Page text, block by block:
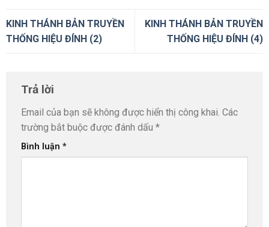
KINH THÁNH BẢN TRUYỀN
THỐNG HIỆU ĐÍNH (2)
KINH THÁNH BẢN TRUYỀN
THỐNG HIỆU ĐÍNH (4)
Trả lời
Email của bạn sẽ không được hiển thị công khai. Các
trường bắt buộc được đánh dấu *
Bình luận *